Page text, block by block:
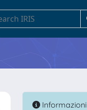
Informazioni